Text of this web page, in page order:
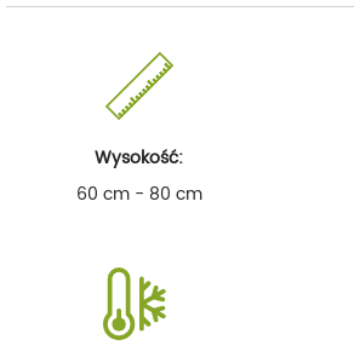
Wysokość:
60 cm - 80 cm